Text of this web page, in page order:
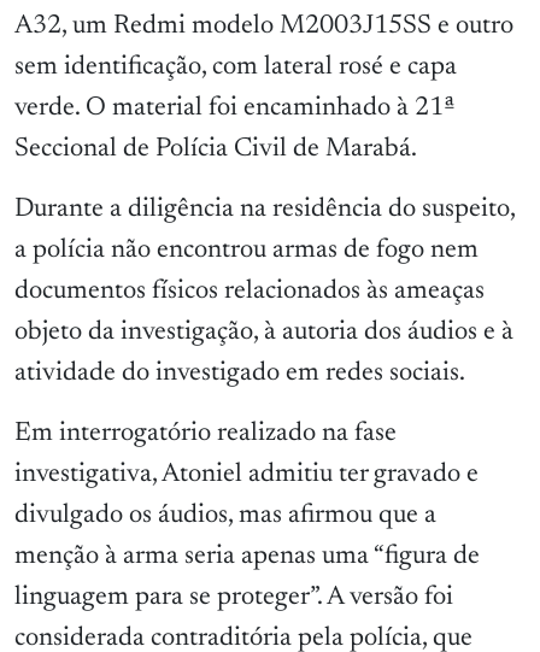
A32, um Redmi modelo M2003J15SS e outro
sem identificação, com lateral rosé e capa
verde. O material foi encaminhado à 21ª
Seccional de Polícia Civil de Marabá.
Durante a diligência na residência do suspeito,
a polícia não encontrou armas de fogo nem
documentos físicos relacionados às ameaças
objeto da investigação, à autoria dos áudios e à
atividade do investigado em redes sociais.
Em interrogatório realizado na fase
investigativa, Atoniel admitiu ter gravado e
divulgado os áudios, mas afirmou que a
menção à arma seria apenas uma “figura de
linguagem para se proteger”. A versão foi
considerada contraditória pela polícia, que